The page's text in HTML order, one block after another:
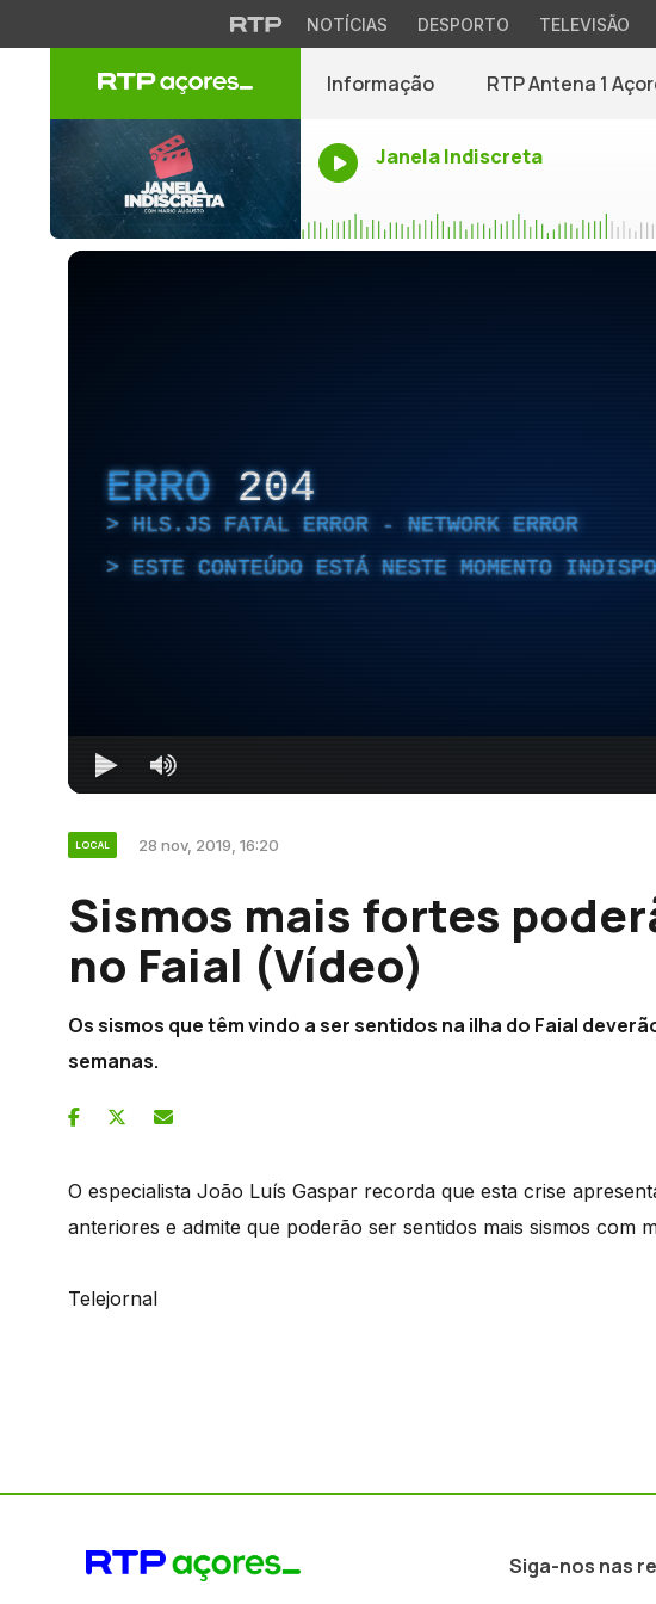
NOTÍCIAS DESPORTO TELEVISÃO
Informação RTP Antena 1
Janela Indiscreta
ERRO 204
HLS.JS FATAL ERROR - NETWORK ERROR
ESTE CONTEÚDO ESTÁ NESTE MOMENTO
LOCAL 28 nov, 2019, 16:20
Sismos mais fortes
no Faial (Vídeo)
Os sismos que têm vindo a ser sentidos na ilha do Faial
semanas.
O especialista João Luís Gaspar recorda que esta crise
anteriores e admite que poderão ser sentidos mais sismos com
Telejornal
Siga-nos nas